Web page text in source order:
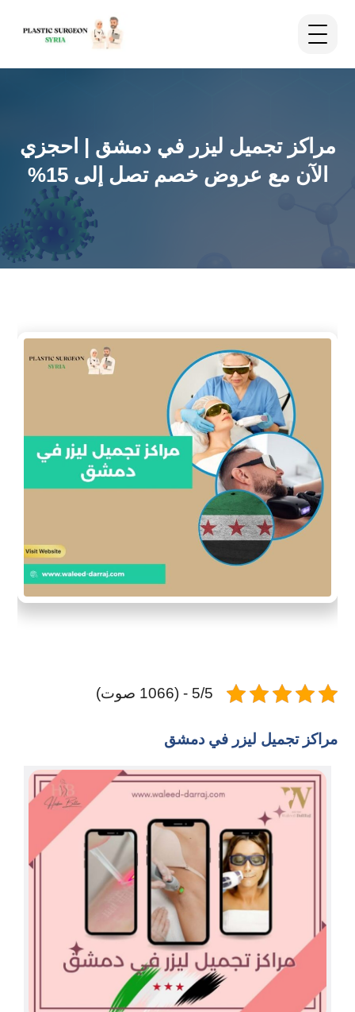
مراكز تجميل ليزر في دمشق | احجزي
الآن مع عروض خصم تصل إلى 15%
5/5 - (1066 صوت)
مراكز تجميل ليزر في دمشق